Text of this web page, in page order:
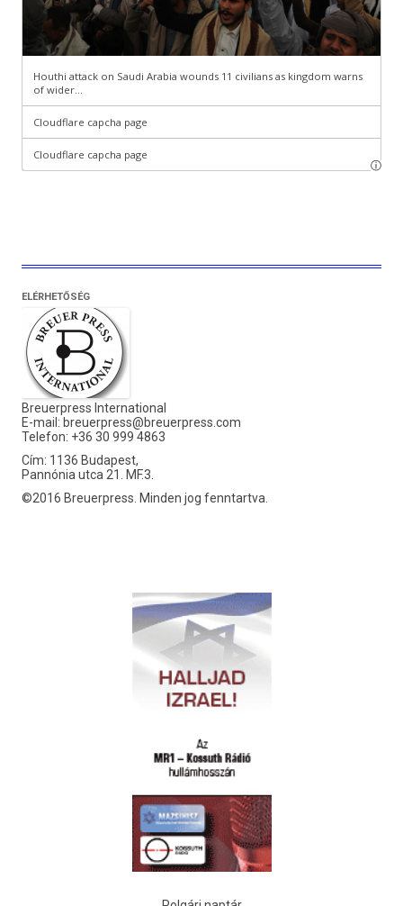
ELÉRHETŐSÉG
Breuerpress International
E-mail: breuerpress@breuerpress.com
Telefon: +36 30 999 4863
Cím: 1136 Budapest,
Pannónia utca 21. MF.3.
©2016 Breuerpress. Minden jog fenntartva.